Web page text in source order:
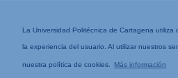
La Universidad Politécnica de Cartagena utiliza
la experiencia del usuario. Al utilizar nuestros
nuestra política de cookies. Más información